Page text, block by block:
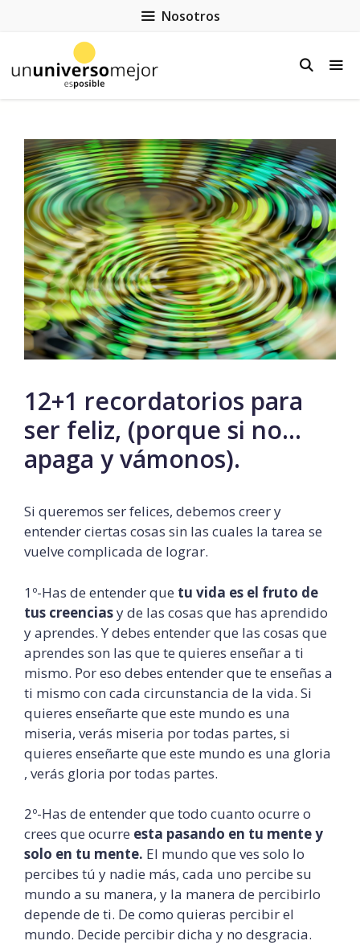
Nosotros
12+1 recordatorios para
ser feliz, (porque si no…
apaga y vámonos).
Si queremos ser felices, debemos creer y
entender ciertas cosas sin las cuales la tarea se
vuelve complicada de lograr.
1º-Has de entender que tu vida es el fruto de
tus creenciasy de las cosas que has aprendido
y aprendes. Y debes entender que las cosas que
aprendes son las que te quieres enseñar a ti
mismo. Por eso debes entender que te enseñas a
ti mismo con cada circunstancia de la vida. Si
quieres enseñarte que este mundo es una
miseria, verás miseria por todas partes, si
quieres enseñarte que este mundo es una gloria
, verás gloria por todas partes.
2º-Has de entender que todo cuanto ocurre o
crees que ocurre esta pasando en tu mente y
solo en tu mente. El mundo que ves solo lo
percibes tú y nadie más, cada uno percibe su
mundo a su manera, y la manera de percibirlo
depende de ti. De como quieras percibir el
mundo. Decide percibir dicha y no desgracia.